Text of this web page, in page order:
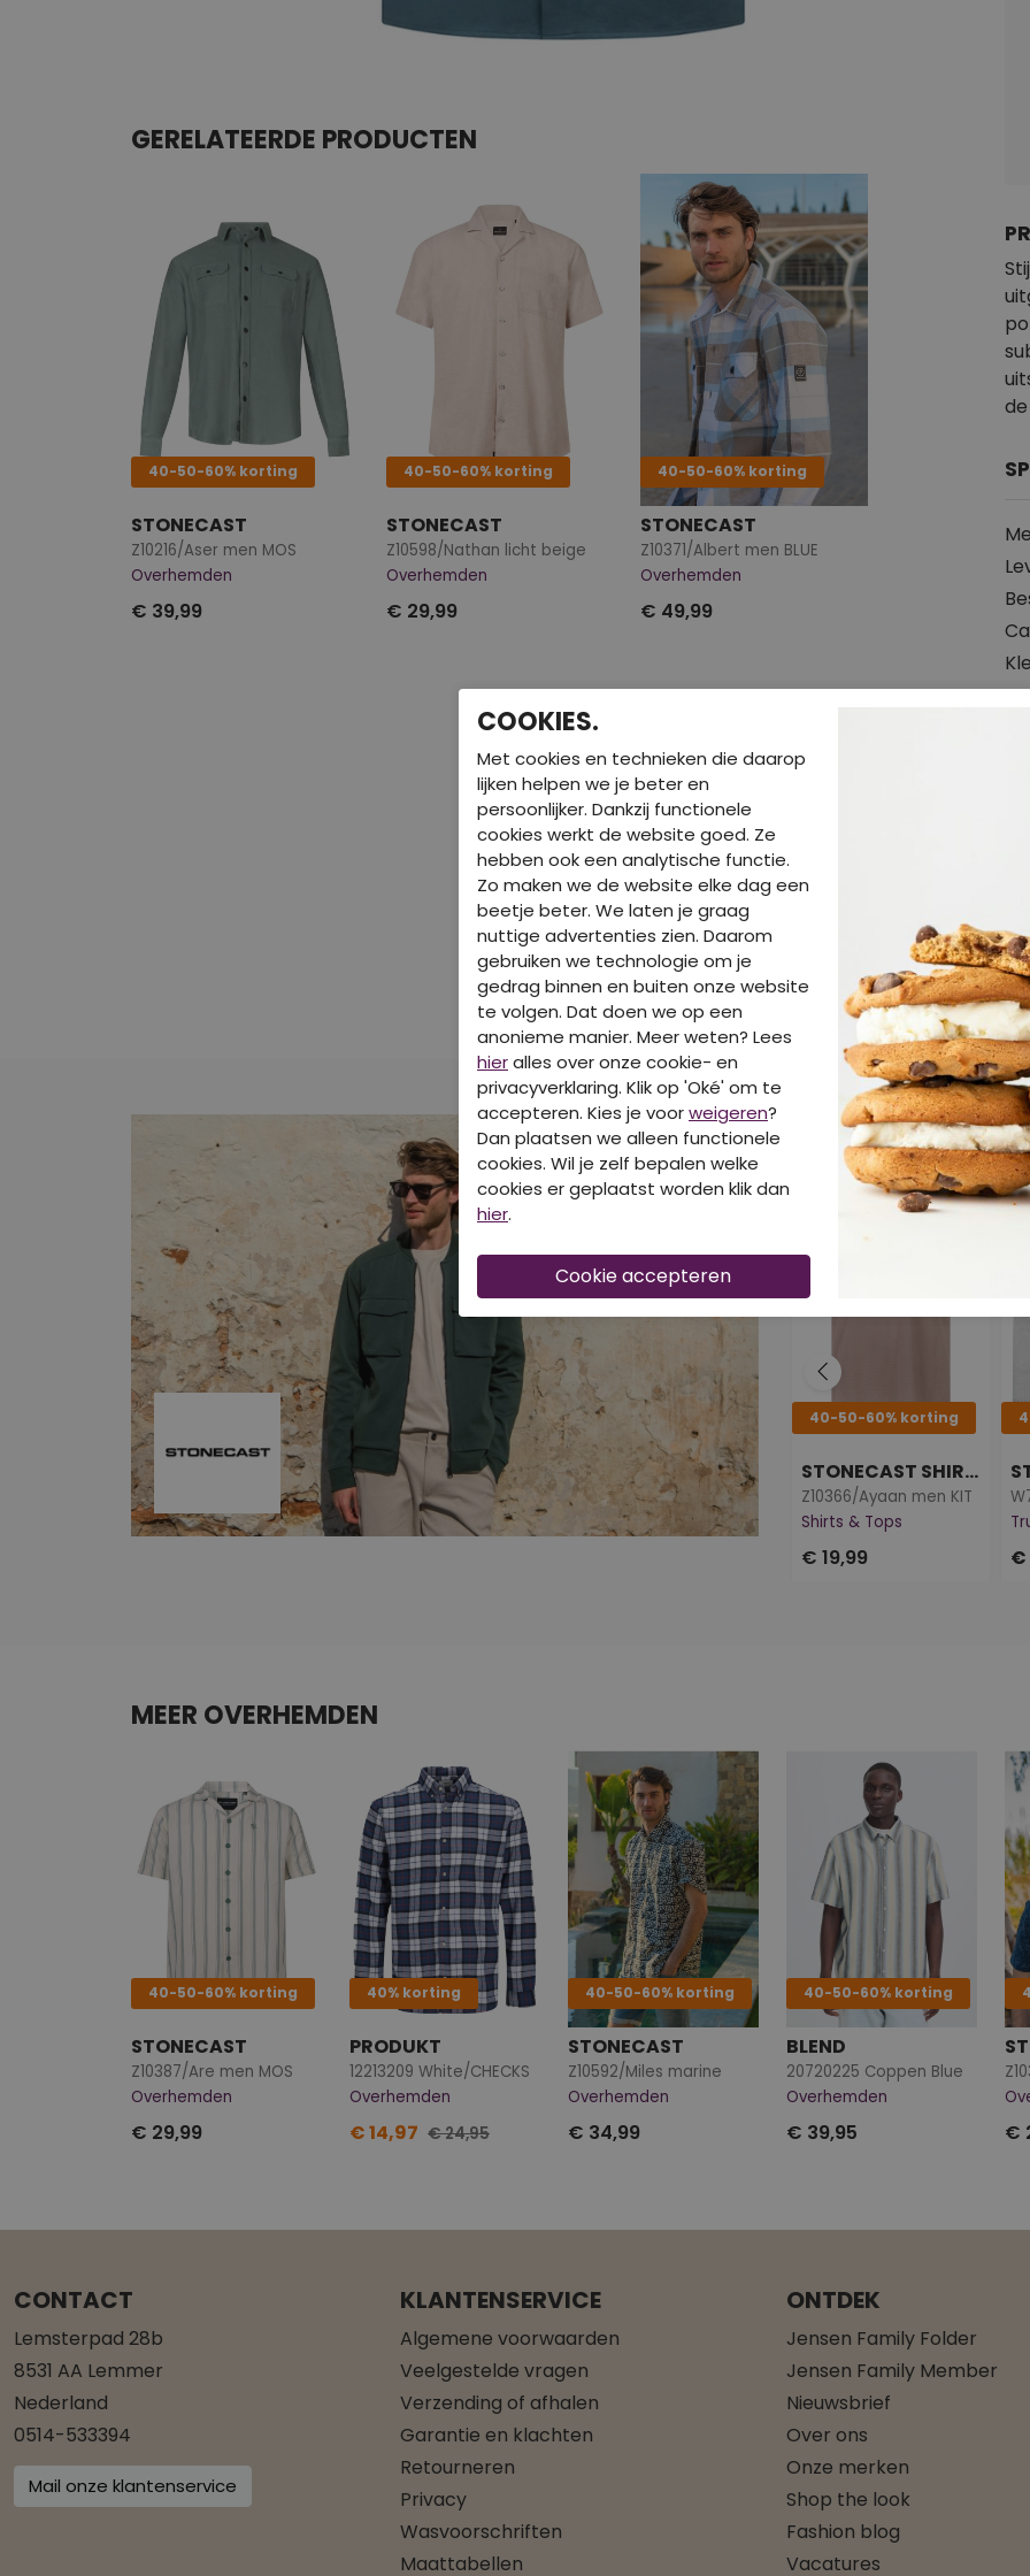
GERELATEERDE PRODUCTEN
40-50-60% korting
STONECAST
Z10216/Aser men MOS
Overhemden
€ 39,99
40-50-60% korting
STONECAST
Z10598/Nathan licht beige
Overhemden
€ 29,99
40-50-60% korting
STONECAST
Z10371/Albert men BLUE
Overhemden
€ 49,99
DIT IS OOK LEUK
40-50-60% korting
STONECAST SHIRTS & TOPS
Z10366/Ayaan men KIT
Shirts & Tops
€ 19,99 €
MEER OVERHEMDEN
40-50-60% korting
STONECAST
Z10387/Are men MOS
Overhemden
€ 29,99
40% korting
PRODUKT
12213209 White/CHECKS
Overhemden
€ 14,97 € 24,95
40-50-60% korting
STONECAST
Z10592/Miles marine
Overhemden
€ 34,99
40-50-60% korting
BLEND
20720225 Coppen Blue
Overhemden
€ 39,95 €
CONTACT
Lemsterpad 28b
8531 AA Lemmer
Nederland
0514-533394
Mail onze klantenservice
KLANTENSERVICE
Algemene voorwaarden
Veelgestelde vragen
Verzending of afhalen
Garantie en klachten
Retourneren
Privacy
Wasvoorschriften
Maattabellen
ONTDEK
Jensen Family Folder
Jensen Family Member
Nieuwsbrief
Over ons
Onze merken
Shop the look
Fashion blog
Vacatures
COOKIES.
Met cookies en technieken die daarop
lijken helpen we je beter en
persoonlijker. Dankzij functionele
cookies werkt de website goed. Ze
hebben ook een analytische functie.
Zo maken we de website elke dag een
beetje beter. We laten je graag
nuttige advertenties zien. Daarom
gebruiken we technologie om je
gedrag binnen en buiten onze website
te volgen. Dat doen we op een
anonieme manier. Meer weten? Lees
hieralles over onze cookie- en
privacyverklaring. Klik op 'Oké' om te
accepteren. Kies je voorweigeren?
Dan plaatsen we alleen functionele
cookies. Wil je zelf bepalen welke
cookies er geplaatst worden klik dan
hier.